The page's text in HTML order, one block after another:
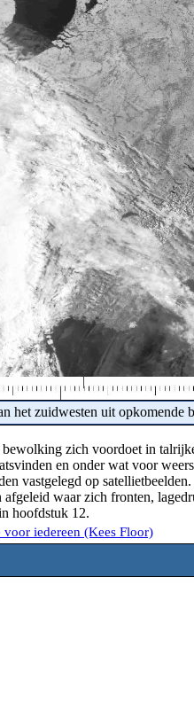
het zuidwesten uit opkomende
bewolking zich voordoet in
en onder wat voor
vastgelegd op
waar zich fronten,
hoofdstuk 12.
iedereen (Kees Floor)